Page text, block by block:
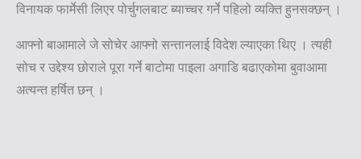
विनायक फार्मेसी लिएर पोर्चुगलबाट ब्याच्चर गर्ने पहिलो व्यक्ति हुनसक्छन् ।
आफ्नो बाआमाले जे सोचेर आफ्नो सन्तानलाई विदेश ल्याएका थिए । त्यही
सोच र उद्देश्य छोराले पूरा गर्ने बाटोमा पाइला अगाडि बढाएकोमा बुवाआमा
अत्यन्त हर्षित छन् ।